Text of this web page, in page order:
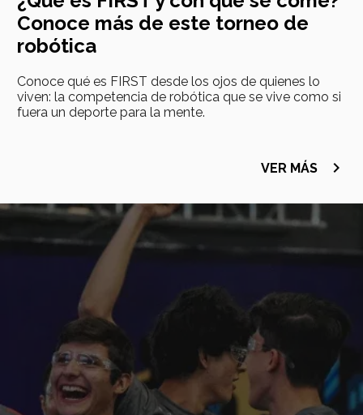
Conoce más de este torneo de
robótica
Conoce qué es FIRST desde los ojos de quienes lo
viven: la competencia de robótica que se vive como si
fuera un deporte para la mente.
VER MÁS navigate_next
Imagen